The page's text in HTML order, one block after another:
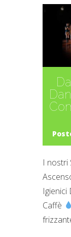
I nostri
Igienici
Caffè